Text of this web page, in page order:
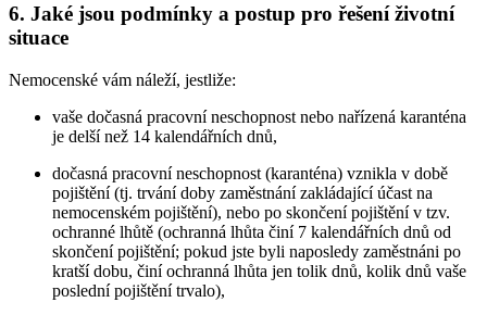
6. Jaké jsou podmínky a postup pro řešení životní
situace
Nemocenské vám náleží, jestliže:
vaše dočasná pracovní neschopnost nebo nařízená karanténa
je delší než 14 kalendářních dnů,
dočasná pracovní neschopnost (karanténa) vznikla v době
pojištění (tj. trvání doby zaměstnání zakládající účast na
nemocenském pojištění), nebo po skončení pojištění v tzv.
ochranné lhůtě (ochranná lhůta činí 7 kalendářních dnů od
skončení pojištění; pokud jste byli naposledy zaměstnáni po
kratší dobu, činí ochranná lhůta jen tolik dnů, kolik dnů vaše
poslední pojištění trvalo),